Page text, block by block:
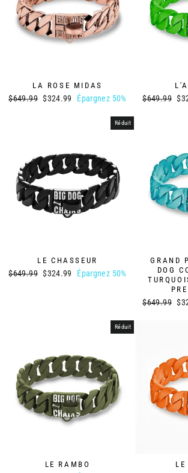
LA ROSE MIDAS
Prix
$649.99 Prix
$324.99 Épargnez 50%
Prix
$649.99
Réduit
LE CHASSEUR
Prix
$649.99 Prix
$324.99 Épargnez 50%
GRAND
DOG
Prix
$649.99
Réduit
LE RAMBO LE